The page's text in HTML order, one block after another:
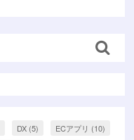
DX (5) ECアプリ (10)